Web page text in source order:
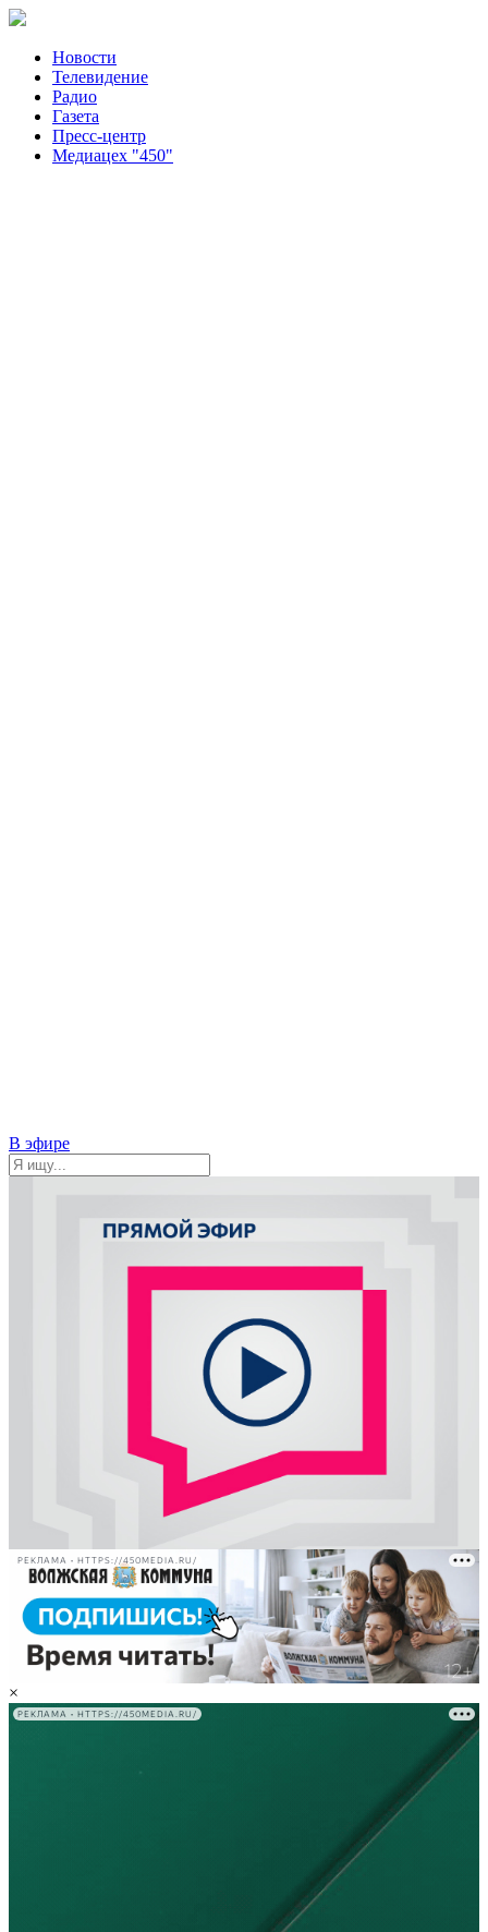
Новости
Телевидение
Радио
Газета
Пресс-центр
Медиацех "450"
В эфире
РЕКЛАМА • HTTPS://450MEDIA.RU/
×
РЕКЛАМА • HTTPS://450MEDIA.RU/